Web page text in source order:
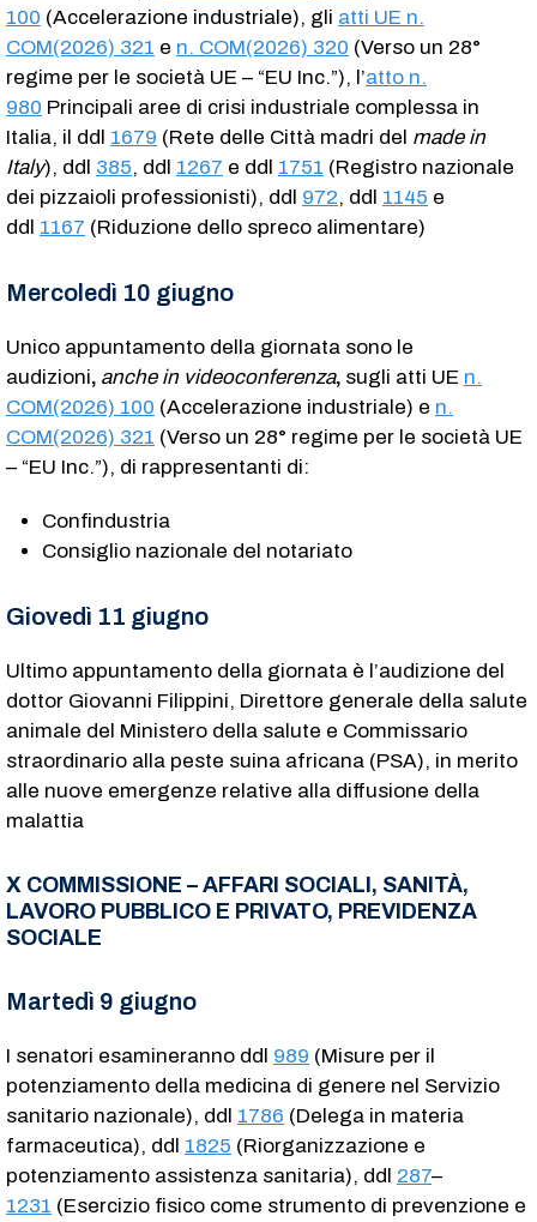
100 (Accelerazione industriale), gli atti UE n.
COM(2026) 321 e n. COM(2026) 320 (Verso un 28°
regime per le società UE – “EU Inc.”), l’atto n.
980 Principali aree di crisi industriale complessa in
Italia, il ddl 1679 (Rete delle Città madri del made in
Italy), ddl 385, ddl 1267 e ddl 1751 (Registro nazionale
dei pizzaioli professionisti), ddl 972, ddl 1145 e
ddl 1167 (Riduzione dello spreco alimentare)
Mercoledì 10 giugno
Unico appuntamento della giornata sono le
audizioni, anche in videoconferenza, sugli atti UE n.
COM(2026) 100 (Accelerazione industriale) e n.
COM(2026) 321 (Verso un 28° regime per le società UE
– “EU Inc.”), di rappresentanti di:
Confindustria
Consiglio nazionale del notariato
Giovedì 11 giugno
Ultimo appuntamento della giornata è l’audizione del
dottor Giovanni Filippini, Direttore generale della salute
animale del Ministero della salute e Commissario
straordinario alla peste suina africana (PSA), in merito
alle nuove emergenze relative alla diffusione della
malattia
X COMMISSIONE – AFFARI SOCIALI, SANITÀ,
LAVORO PUBBLICO E PRIVATO, PREVIDENZA
SOCIALE
Martedì 9 giugno
I senatori esamineranno ddl 989 (Misure per il
potenziamento della medicina di genere nel Servizio
sanitario nazionale), ddl 1786 (Delega in materia
farmaceutica), ddl 1825 (Riorganizzazione e
potenziamento assistenza sanitaria), ddl 287–
1231 (Esercizio fisico come strumento di prevenzione e